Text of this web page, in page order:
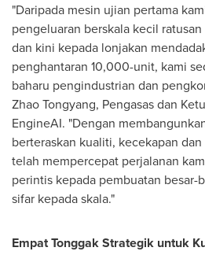
"Daripada mesin ujian pertama
pengeluaran berskala kecil
dan kini kepada lonjakan
penghantaran 10,000-unit, kami
baharu pengindustrian dan
Zhao Tongyang, Pengasas dan
EngineAI. "Dengan
berteraskan kualiti, kecekapan
telah mempercepat perjalanan
perintis kepada pembuatan besar-
sifar kepada skala."
Empat Tonggak Strategik untuk